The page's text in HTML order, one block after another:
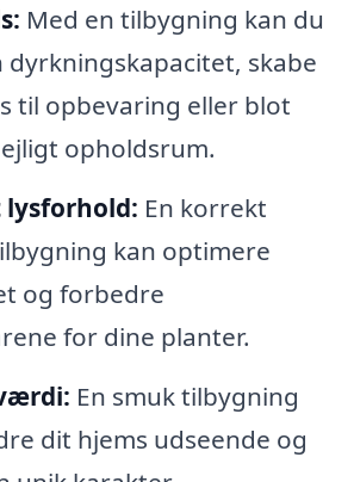
Med en tilbygning kan du
dyrkningskapacitet, skabe
til opbevaring eller blot
opholdsrum.
lysforhold: En korrekt
kan optimere
og forbedre
for dine planter.
En smuk tilbygning
dit hjems udseende og